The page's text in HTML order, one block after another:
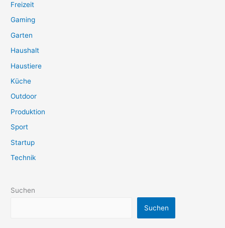
Freizeit
Gaming
Garten
Haushalt
Haustiere
Küche
Outdoor
Produktion
Sport
Startup
Technik
Suchen
Suchen